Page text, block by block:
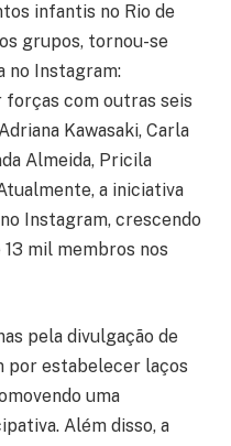
infantis no Rio de
grupos, tornou-se
no Instagram:
forças com outras seis
Kawasaki, Carla
Almeida, Pricila
a iniciativa
Instagram, crescendo
mil membros nos
pela divulgação de
por estabelecer laços
uma
Além disso, a